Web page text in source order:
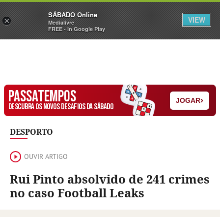
Sábado Assine Iniciar Sessão
PASSATEMPOS
DESCUBRA OS NOVOS DESAFIOS DA SÁBADO
JOGAR›
DESPORTO
OUVIR ARTIGO
Rui Pinto absolvido de 241 crimes
no caso Football Leaks
×
SÁBADO Online
Medialivre
FREE - In Google Play
VIEW